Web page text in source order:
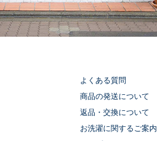
よくある質問
商品の発送について
返品・交換について
お洗濯に関するご案内